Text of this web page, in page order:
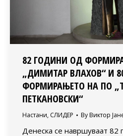
82 ГОДИНИ ОД
„ДИМИТАР ВЛАХОВ“ И
ФОРМИРАЊЕТО НА ПО
ПЕТКАНОВСКИ“
Настани, СЛИДЕР By Виктор
Денеска се навршуваат 82